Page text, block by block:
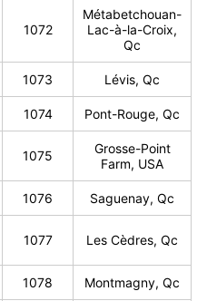
1072
Métabetchouan-
Lac-à-la-Croix,
Qc
1073 Lévis, Qc
1074 Pont-Rouge, Qc
1075
Grosse-Point
Farm, USA
1076 Saguenay, Qc
1077 Les Cèdres, Qc
1078 Montmagny, Qc